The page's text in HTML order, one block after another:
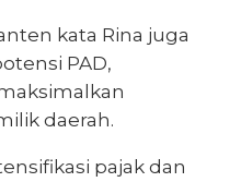
kata Rina juga
PAD,
daerah.
pajak dan